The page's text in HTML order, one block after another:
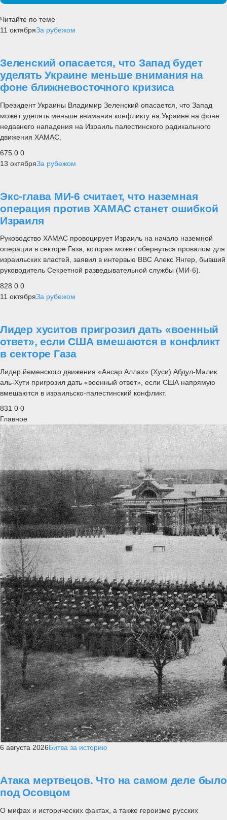
Читайте по теме
11 октябряЗа рубежом
Зеленский опасается, что Запад будет
уделять Украине меньше внимания на
фоне ближневосточного кризиса
Президент Украины Владимир Зеленский опасается, что Запад
может уделять меньше внимания конфликту на Украине на фоне
недавнего нападения на Израиль палестинского радикального
движения ХАМАС.
675 0 0
13 октябряЗа рубежом
Экс-глава МИ-6 считает, что наземная
операция против ХАМАС станет ошибкой
Израиля
Руководство ХАМАС провоцирует Израиль на начало наземной
операции в секторе Газа, которая может обернуться провалом для
израильских властей, заявил в интервью BBC Алекс Янгер, бывший
руководитель Секретной разведывательной службы (МИ-6).
828 0 0
11 октябряЗа рубежом
Лидер хуситов пригрозил дать «военный
ответ», если США вмешаются в конфликт
в секторе Газа
Лидер йеменского движения «Ансар Аллах» (Хуси) Абдул-Малик
аль-Хути пригрозил дать «военный ответ», если США напрямую
вмешаются в израильско-палестинский конфликт.
831 0 0
Главное
6 августа 2026Битва за историю
Атака мертвецов. Что на самом деле было
под Осовцом
О мифах и исторических фактах, а также героизме русских